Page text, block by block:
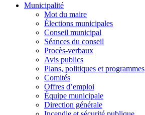
Municipalité
Mot du maire
Élections municipales
Conseil municipal
Séances du conseil
Procès-verbaux
Avis publics
Plans, politiques et programmes
Comités
Offres d’emploi
Équipe municipale
Direction générale